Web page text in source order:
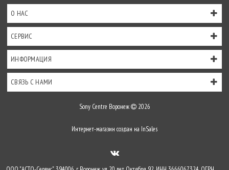
О НАС
СЕРВИС
ИНФОРМАЦИЯ
СВЯЗЬ С НАМИ
Sony Centre Воронеж 2026
Интернет-магазин создан на InSales